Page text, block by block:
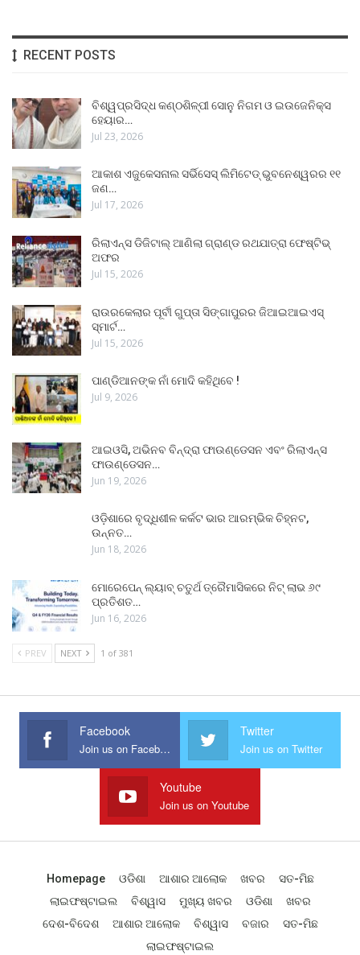
RECENT POSTS
ବିଶ୍ୱପ୍ରସିଦ୍ଧ କଣ୍ଠଶିଳ୍ପୀ ସୋନୁ ନିଗମ ଓ ଇଉଜେନିକ୍ସ
ହେୟାର…
Jul 23, 2026
ଆକାଶ ଏଜୁକେସନାଲ ସର୍ଭିସେସ୍ ଲିମିଟେଡ୍ ଭୁବନେଶ୍ୱରର ୧୧
ଜଣ…
Jul 17, 2026
ରିଲାଏନ୍ସ ଡିଜିଟାଲ୍ ଆଣିଲା ଗ୍ରାଣ୍ଡ ରଥଯାତ୍ରା ଫେଷ୍ଟିଭ୍
ଅଫର
Jul 15, 2026
ରାଉରକେଲାର ପୂର୍ବୀ ଗୁପ୍ତା ସିଙ୍ଗାପୁରର ଜିଆଇଆଇଏସ୍
ସ୍ମାର୍ଟ…
Jul 15, 2026
ପାଣ୍ଡିଆନଙ୍କ ନାଁ ମୋଦି କହିଥିବେ !
Jul 9, 2026
ଆଇଓସି, ଅଭିନବ ବିନ୍ଦ୍ରା ଫାଉଣ୍ଡେସନ ଏବଂ ରିଲାଏନ୍ସ
ଫାଉଣ୍ଡେସନ…
Jun 19, 2026
ଓଡ଼ିଶାରେ ବୃଦ୍ଧିଶୀଳ କର୍କଟ ଭାର ଆରମ୍ଭିକ ଚିହ୍ନଟ,
ଉନ୍ନତ…
Jun 18, 2026
ମୋରେପେନ୍ ଲ୍ୟାବ୍ ଚତୁର୍ଥ ତ୍ରୈମାସିକରେ ନିଟ୍ ଲାଭ ୬୯
ପ୍ରତିଶତ…
Jun 16, 2026
PREV NEXT 1 of 381
Facebook
Join us on Facebook
Twitter
Join us on Twitter
Youtube
Join us on Youtube
Homepage ଓଡିଶା ଆଶାର ଆଲୋକ ଖବର
ସତ-ମିଛ
ଲାଇଫଷ୍ଟାଇଲ
ବିଶ୍ୱାସ ମୁଖ୍ୟ ଖବର ଓଡିଶା
ଖବର
ଦେଶ-ବିଦେଶ
ଆଶାର ଆଲୋକ ବିଶ୍ୱାସ ବଜାର
ସତ-ମିଛ
ଲାଇଫଷ୍ଟାଇଲ